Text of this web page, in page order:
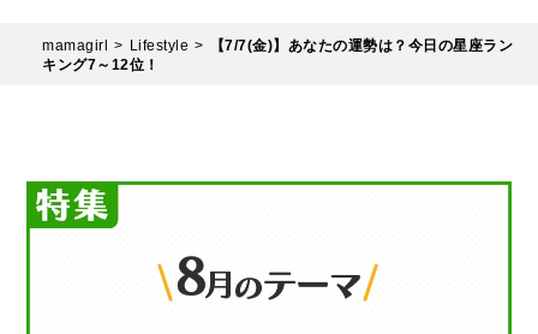
mamagirl Lifestyle
【7/7(金)】あなたの運勢は？今日の星座ラン
キング7～12位！